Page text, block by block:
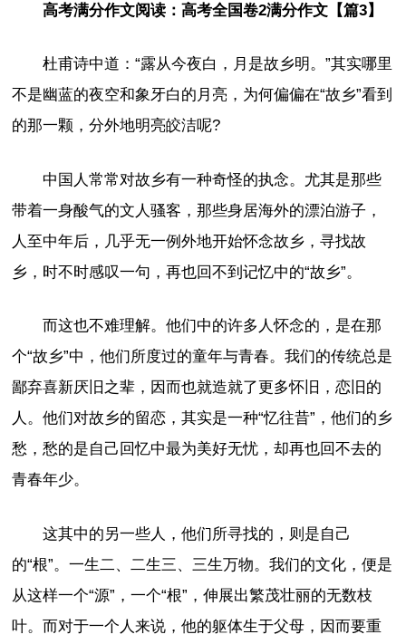
高考满分作文阅读：高考全国卷2满分作文【篇3】
杜甫诗中道：“露从今夜白，月是故乡明。”其实哪里
不是幽蓝的夜空和象牙白的月亮，为何偏偏在“故乡”看到
的那一颗，分外地明亮皎洁呢?
中国人常常对故乡有一种奇怪的执念。尤其是那些
带着一身酸气的文人骚客，那些身居海外的漂泊游子，
人至中年后，几乎无一例外地开始怀念故乡，寻找故
乡，时不时感叹一句，再也回不到记忆中的“故乡”。
而这也不难理解。他们中的许多人怀念的，是在那
个“故乡”中，他们所度过的童年与青春。我们的传统总是
鄙弃喜新厌旧之辈，因而也就造就了更多怀旧，恋旧的
人。他们对故乡的留恋，其实是一种“忆往昔”，他们的乡
愁，愁的是自己回忆中最为美好无忧，却再也回不去的
青春年少。
这其中的另一些人，他们所寻找的，则是自己
的“根”。一生二、二生三、三生万物。我们的文化，便是
从这样一个“源”，一个“根”，伸展出繁茂壮丽的无数枝
叶。而对于一个人来说，他的躯体生于父母，因而要重